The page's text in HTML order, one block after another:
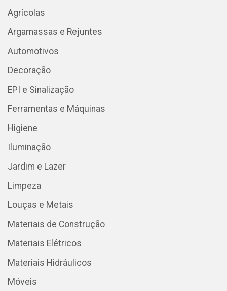
Agrícolas
Argamassas e Rejuntes
Automotivos
Decoração
EPI e Sinalização
Ferramentas e Máquinas
Higiene
Iluminação
Jardim e Lazer
Limpeza
Louças e Metais
Materiais de Construção
Materiais Elétricos
Materiais Hidráulicos
Móveis